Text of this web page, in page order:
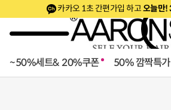
카오 1초 간편가입 하고오늘만! 30% 쿠폰 받자!
~50%세트& 20%쿠폰 50% 깜짝특가